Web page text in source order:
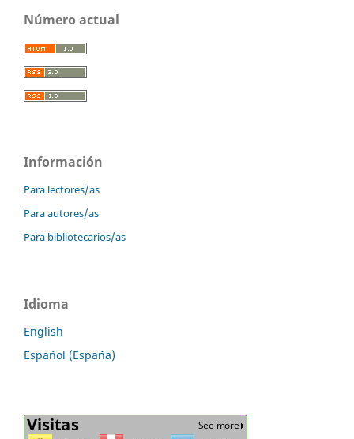
Número actual
Información
Para lectores/as
Para autores/as
Para bibliotecarios/as
Idioma
English
Español (España)